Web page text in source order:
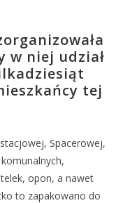
w niej udział
tej
Spacerowej,
opon, a nawet
to zapakowano do